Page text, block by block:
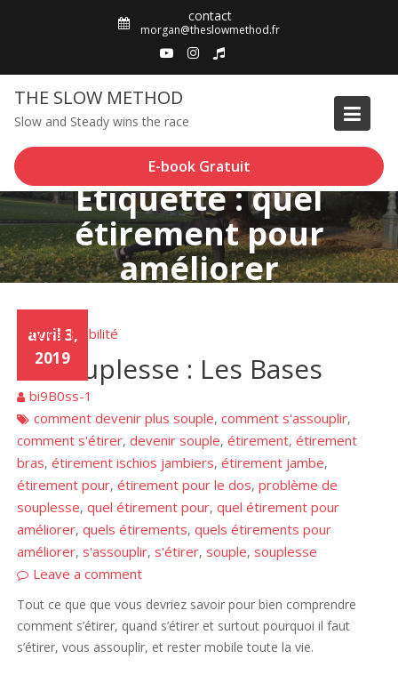
contact
morgan@theslowmethod.fr
THE SLOW METHOD
Slow and Steady wins the race
E-book Gratuit
Étiquette : quel
étirement pour
améliorer
avril 3,
2019
Articles,Mobilité
La Souplesse : Les Bases
bi9B0ss-1
comment devenir plus souple,comment s'assouplir,
comment s'étirer,devenir souple,étirement,étirement
bras,étirement ischios jambiers,étirement jambe,
étirement pour,étirement pour le dos,problème de
souplesse,quel étirement pour,quel étirement pour
améliorer,quels étirements,quels étirements pour
améliorer,s'assouplir,s'étirer,souple,souplesse
Leave a comment
Tout ce que que vous devriez savoir pour bien comprendre
comment s’étirer, quand s’étirer et surtout pourquoi il faut
s’étirer, vous assouplir, et rester mobile toute la vie.